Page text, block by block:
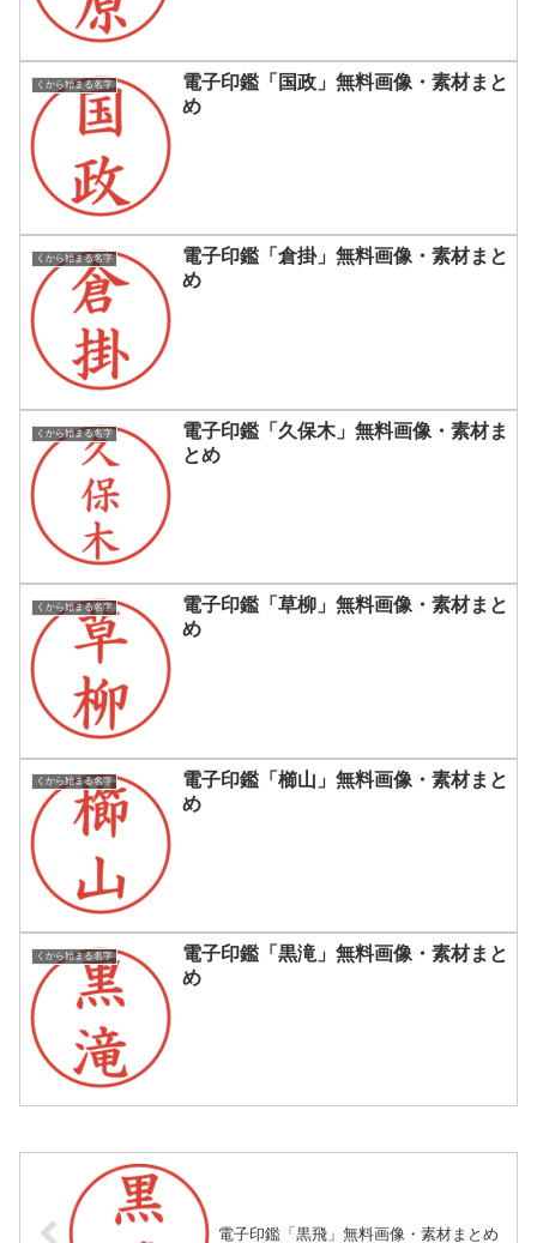
くから始まる名字
電子印鑑「国政」無料画像・素材まと
め
くから始まる名字
電子印鑑「倉掛」無料画像・素材まと
め
くから始まる名字
電子印鑑「久保木」無料画像・素材ま
とめ
くから始まる名字
電子印鑑「草柳」無料画像・素材まと
め
くから始まる名字
電子印鑑「櫛山」無料画像・素材まと
め
くから始まる名字
電子印鑑「黒滝」無料画像・素材まと
め
電子印鑑「黒飛」無料画像・素材まとめ